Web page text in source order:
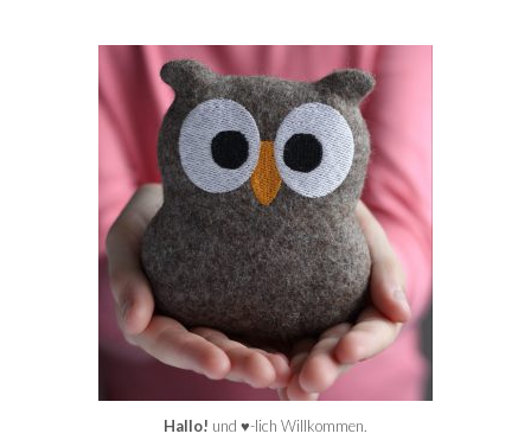
Hallo! und ♥-lich Willkommen.